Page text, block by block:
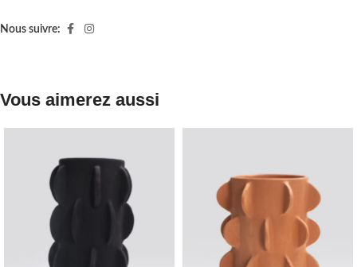
Nous suivre:
Vous aimerez aussi